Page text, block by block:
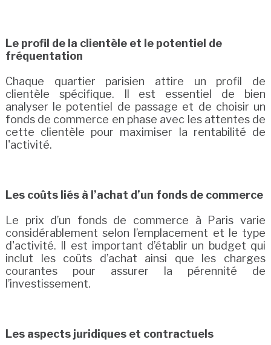
Le profil de la clientèle et le potentiel de
fréquentation
Chaque quartier parisien attire un profil de
clientèle spécifique. Il est essentiel de bien
analyser le potentiel de passage et de choisir un
fonds de commerce en phase avec les attentes de
cette clientèle pour maximiser la rentabilité de
l'activité.
Les coûts liés à l’achat d’un fonds de commerce
Le prix d’un fonds de commerce à Paris varie
considérablement selon l’emplacement et le type
d'activité. Il est important d’établir un budget qui
inclut les coûts d’achat ainsi que les charges
courantes pour assurer la pérennité de
l’investissement.
Les aspects juridiques et contractuels